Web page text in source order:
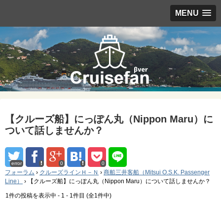
MENU
【クルーズ船】にっぽん丸（Nippon Maru）に
ついて話しませんか？
error 0 0
フォーラム › クルーズラインＨ－Ｎ › 商船三井客船（Mitsui O.S.K. Passenger
Line）
› 【クルーズ船】にっぽん丸（Nippon Maru）について話しませんか？
1件の投稿を表示中 - 1 - 1件目 (全1件中)